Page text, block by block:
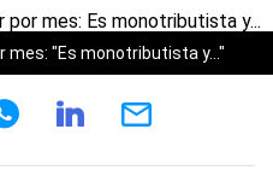
mes: "Es monotributista y..."